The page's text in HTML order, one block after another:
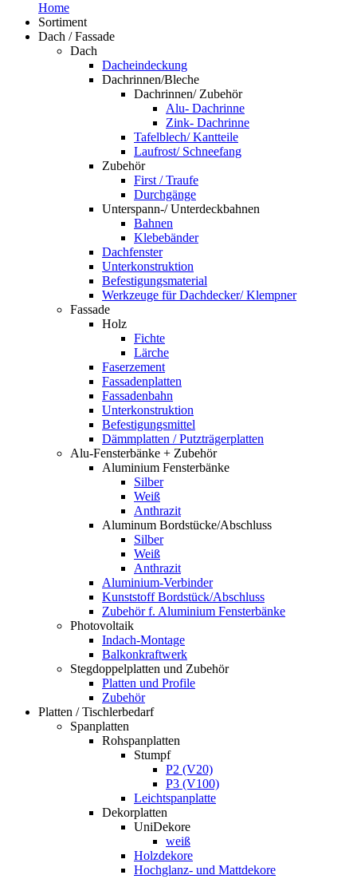
Home
Sortiment
Dach / Fassade
Dach
Dacheindeckung
Dachrinnen/Bleche
Dachrinnen/ Zubehör
Alu- Dachrinne
Zink- Dachrinne
Tafelblech/ Kantteile
Laufrost/ Schneefang
Zubehör
First / Traufe
Durchgänge
Unterspann-/ Unterdeckbahnen
Bahnen
Klebebänder
Dachfenster
Unterkonstruktion
Befestigungsmaterial
Werkzeuge für Dachdecker/ Klempner
Fassade
Holz
Fichte
Lärche
Faserzement
Fassadenplatten
Fassadenbahn
Unterkonstruktion
Befestigungsmittel
Dämmplatten / Putzträgerplatten
Alu-Fensterbänke + Zubehör
Aluminium Fensterbänke
Silber
Weiß
Anthrazit
Aluminum Bordstücke/Abschluss
Silber
Weiß
Anthrazit
Aluminium-Verbinder
Kunststoff Bordstück/Abschluss
Zubehör f. Aluminium Fensterbänke
Photovoltaik
Indach-Montage
Balkonkraftwerk
Stegdoppelplatten und Zubehör
Platten und Profile
Zubehör
Platten / Tischlerbedarf
Spanplatten
Rohspanplatten
Stumpf
P2 (V20)
P3 (V100)
Leichtspanplatte
Dekorplatten
UniDekore
weiß
Holzdekore
Hochglanz- und Mattdekore